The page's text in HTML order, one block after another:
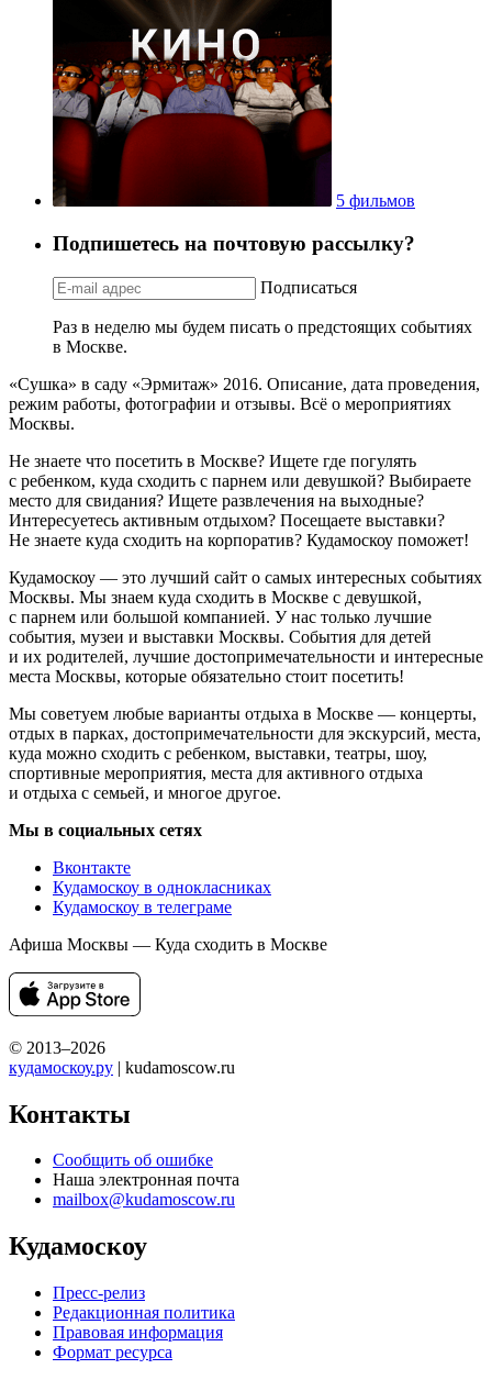
5 фильмов
Подпишетесь на почтовую рассылку?
Подписаться
Раз в неделю мы будем писать о предстоящих событиях
в Москве.
«Сушка» в саду «Эрмитаж» 2016. Описание, дата проведения,
режим работы, фотографии и отзывы. Всё о мероприятиях
Москвы.
Не знаете что посетить в Москве? Ищете где погулять
с ребенком, куда сходить с парнем или девушкой? Выбираете
место для свидания? Ищете развлечения на выходные?
Интересуетесь активным отдыхом? Посещаете выставки?
Не знаете куда сходить на корпоратив? Кудамоскоу поможет!
Кудамоскоу — это лучший сайт о самых интересных событиях
Москвы. Мы знаем куда сходить в Москве с девушкой,
с парнем или большой компанией. У нас только лучшие
события, музеи и выставки Москвы. События для детей
и их родителей, лучшие достопримечательности и интересные
места Москвы, которые обязательно стоит посетить!
Мы советуем любые варианты отдыха в Москве — концерты,
отдых в парках, достопримечательности для экскурсий, места,
куда можно сходить с ребенком, выставки, театры, шоу,
спортивные мероприятия, места для активного отдыха
и отдыха с семьей, и многое другое.
Мы в социальных сетях
Вконтакте
Кудамоскоу в однокласниках
Кудамоскоу в телеграме
Афиша Москвы — Куда сходить в Москве
© 2013–2026
кудамоскоу.ру | kudamoscow.ru
Контакты
Сообщить об ошибке
Наша электронная почта
mailbox@kudamoscow.ru
Кудамоскоу
Пресс-релиз
Редакционная политика
Правовая информация
Формат ресурса